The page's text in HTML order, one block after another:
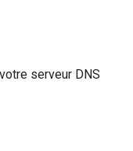
serveur DNS